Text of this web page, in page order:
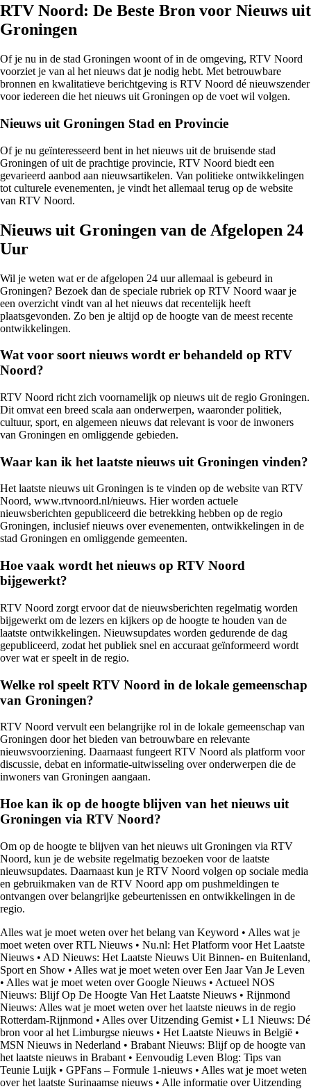
RTV Noord: De Beste Bron voor Nieuws uit
Groningen
Of je nu in de stad Groningen woont of in de omgeving, RTV Noord
voorziet je van al het nieuws dat je nodig hebt. Met betrouwbare
bronnen en kwalitatieve berichtgeving is RTV Noord dé nieuwszender
voor iedereen die het nieuws uit Groningen op de voet wil volgen.
Nieuws uit Groningen Stad en Provincie
Of je nu geïnteresseerd bent in het nieuws uit de bruisende stad
Groningen of uit de prachtige provincie, RTV Noord biedt een
gevarieerd aanbod aan nieuwsartikelen. Van politieke ontwikkelingen
tot culturele evenementen, je vindt het allemaal terug op de website
van RTV Noord.
Nieuws uit Groningen van de Afgelopen 24
Uur
Wil je weten wat er de afgelopen 24 uur allemaal is gebeurd in
Groningen? Bezoek dan de speciale rubriek op RTV Noord waar je
een overzicht vindt van al het nieuws dat recentelijk heeft
plaatsgevonden. Zo ben je altijd op de hoogte van de meest recente
ontwikkelingen.
Wat voor soort nieuws wordt er behandeld op RTV
Noord?
RTV Noord richt zich voornamelijk op nieuws uit de regio Groningen.
Dit omvat een breed scala aan onderwerpen, waaronder politiek,
cultuur, sport, en algemeen nieuws dat relevant is voor de inwoners
van Groningen en omliggende gebieden.
Waar kan ik het laatste nieuws uit Groningen vinden?
Het laatste nieuws uit Groningen is te vinden op de website van RTV
Noord, www.rtvnoord.nl/nieuws. Hier worden actuele
nieuwsberichten gepubliceerd die betrekking hebben op de regio
Groningen, inclusief nieuws over evenementen, ontwikkelingen in de
stad Groningen en omliggende gemeenten.
Hoe vaak wordt het nieuws op RTV Noord
bijgewerkt?
RTV Noord zorgt ervoor dat de nieuwsberichten regelmatig worden
bijgewerkt om de lezers en kijkers op de hoogte te houden van de
laatste ontwikkelingen. Nieuwsupdates worden gedurende de dag
gepubliceerd, zodat het publiek snel en accuraat geïnformeerd wordt
over wat er speelt in de regio.
Welke rol speelt RTV Noord in de lokale gemeenschap
van Groningen?
RTV Noord vervult een belangrijke rol in de lokale gemeenschap van
Groningen door het bieden van betrouwbare en relevante
nieuwsvoorziening. Daarnaast fungeert RTV Noord als platform voor
discussie, debat en informatie-uitwisseling over onderwerpen die de
inwoners van Groningen aangaan.
Hoe kan ik op de hoogte blijven van het nieuws uit
Groningen via RTV Noord?
Om op de hoogte te blijven van het nieuws uit Groningen via RTV
Noord, kun je de website regelmatig bezoeken voor de laatste
nieuwsupdates. Daarnaast kun je RTV Noord volgen op sociale media
en gebruikmaken van de RTV Noord app om pushmeldingen te
ontvangen over belangrijke gebeurtenissen en ontwikkelingen in de
regio.
Alles wat je moet weten over het belang van Keyword • Alles wat je
moet weten over RTL Nieuws • Nu.nl: Het Platform voor Het Laatste
Nieuws • AD Nieuws: Het Laatste Nieuws Uit Binnen- en Buitenland,
Sport en Show • Alles wat je moet weten over Een Jaar Van Je Leven
• Alles wat je moet weten over Google Nieuws • Actueel NOS
Nieuws: Blijf Op De Hoogte Van Het Laatste Nieuws • Rijnmond
Nieuws: Alles wat je moet weten over het laatste nieuws in de regio
Rotterdam-Rijnmond • Alles over Uitzending Gemist • L1 Nieuws: Dé
bron voor al het Limburgse nieuws • Het Laatste Nieuws in België •
MSN Nieuws in Nederland • Brabant Nieuws: Blijf op de hoogte van
het laatste nieuws in Brabant • Eenvoudig Leven Blog: Tips van
Teunie Luijk • GPFans – Formule 1-nieuws • Alles wat je moet weten
over het laatste Surinaamse nieuws • Alle informatie over Uitzending